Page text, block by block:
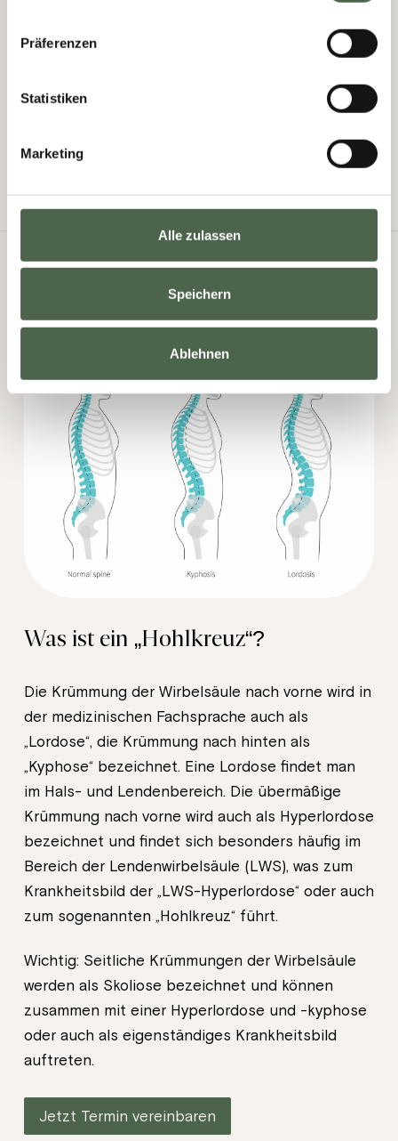
Präferenzen
Statistiken
Marketing
Alle zulassen
Speichern
Ablehnen
Behandlung der Craniomandibulären
Was ist ein „Hohlkreuz“?
Die Krümmung der Wirbelsäule nach vorne wird in
der medizinischen Fachsprache auch als
„Lordose“, die Krümmung nach hinten als
„Kyphose“ bezeichnet. Eine Lordose findet man
im Hals- und Lendenbereich. Die übermäßige
Krümmung nach vorne wird auch als Hyperlordose
bezeichnet und findet sich besonders häufig im
Bereich der Lendenwirbelsäule (LWS), was zum
Krankheitsbild der „LWS-Hyperlordose“ oder auch
zum sogenannten „Hohlkreuz“ führt.
Wichtig: Seitliche Krümmungen der Wirbelsäule
werden als Skoliose bezeichnet und können
zusammen mit einer Hyperlordose und -kyphose
oder auch als eigenständiges Krankheitsbild
auftreten.
Jetzt Termin vereinbaren